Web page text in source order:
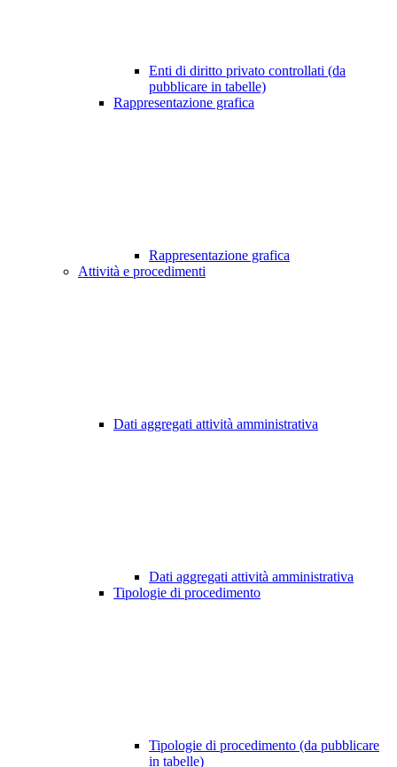
Enti di diritto privato controllati (da
pubblicare in tabelle)
Rappresentazione grafica
Rappresentazione grafica
Attività e procedimenti
Dati aggregati attività amministrativa
Dati aggregati attività amministrativa
Tipologie di procedimento
Tipologie di procedimento (da pubblicare
in tabelle)